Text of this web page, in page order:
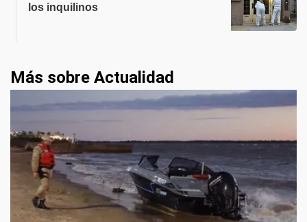
los inquilinos
Más sobre Actualidad